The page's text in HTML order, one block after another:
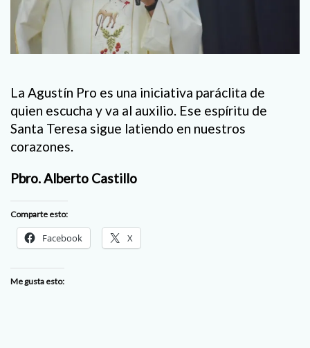
La Agustín Pro es una iniciativa paráclita de
quien escucha y va al auxilio. Ese espíritu de
Santa Teresa sigue latiendo en nuestros
corazones.
Pbro. Alberto Castillo
Comparte esto:
Facebook X
Me gusta esto: